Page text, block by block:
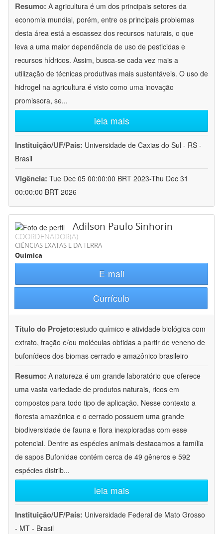
Resumo: A agricultura é um dos principais setores da
economia mundial, porém, entre os principais problemas
desta área está a escassez dos recursos naturais, o que
leva a uma maior dependência de uso de pesticidas e
recursos hídricos. Assim, busca-se cada vez mais a
utilização de técnicas produtivas mais sustentáveis. O uso de
hidrogel na agricultura é visto como uma inovação
promissora, se...
leia mais
Instituição/UF/País: Universidade de Caxias do Sul - RS -
Brasil
Vigência: Tue Dec 05 00:00:00 BRT 2023-Thu Dec 31
00:00:00 BRT 2026
Adilson Paulo Sinhorin
COORDENADOR(A)
CIÊNCIAS EXATAS E DA TERRA
Química
E-mail
Currículo
Título do Projeto:estudo químico e atividade biológica com
extrato, fração e/ou moléculas obtidas a partir de veneno de
bufonídeos dos biomas cerrado e amazônico brasileiro
Resumo: A natureza é um grande laboratório que oferece
uma vasta variedade de produtos naturais, ricos em
compostos para todo tipo de aplicação. Nesse contexto a
floresta amazônica e o cerrado possuem uma grande
biodiversidade de fauna e flora inexploradas com esse
potencial. Dentre as espécies animais destacamos a família
de sapos Bufonidae contém cerca de 49 gêneros e 592
espécies distrib...
leia mais
Instituição/UF/País: Universidade Federal de Mato Grosso
- MT - Brasil